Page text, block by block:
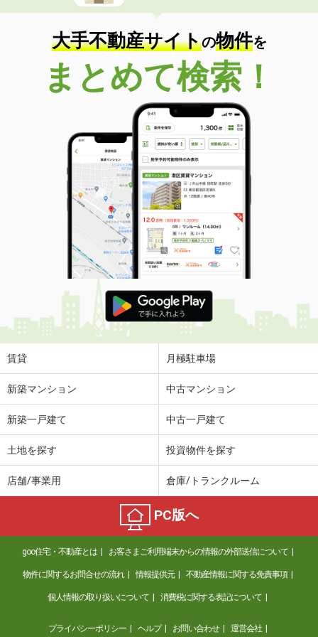
大手不動産サイトの物件を
まとめて検索！
賃貸 月極駐車場
新築マンション 中古マンション
新築一戸建て 中古一戸建て
土地を探す 投資物件を探す
店舗/事業用 倉庫/トランクルーム
PC版へ
goo住宅・不動産とは お客さまご利用端末からの情報の外部送信について
物件に関するお問合せの流れ 情報提供元 不動産情報に関する免責事項
個人情報の取り扱いについて 消費税に関する表記について
プライバシーポリシー ヘルプ お問い合わせ 運営会社